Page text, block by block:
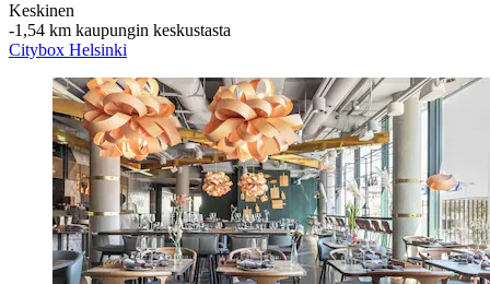
Keskinen
‐1,54 km kaupungin keskustasta
Citybox Helsinki